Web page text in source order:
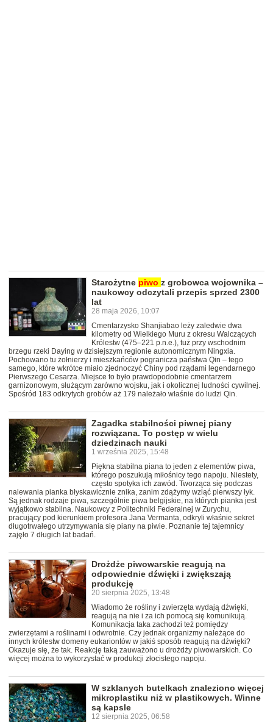
Starożytne piwo z grobowca wojownika –
naukowcy odczytali przepis sprzed 2300
lat
28 maja 2026, 10:07
Cmentarzysko Shanjiabao leży zaledwie dwa
kilometry od Wielkiego Muru z okresu Walczących
Królestw (475–221 p.n.e.), tuż przy wschodnim
brzegu rzeki Daying w dzisiejszym regionie autonomicznym Ningxia.
Pochowano tu żołnierzy i mieszkańców pogranicza państwa Qin – tego
samego, które wkrótce miało zjednoczyć Chiny pod rządami legendarnego
Pierwszego Cesarza. Miejsce to było prawdopodobnie cmentarzem
garnizonowym, służącym zarówno wojsku, jak i okolicznej ludności cywilnej.
Spośród 183 odkrytych grobów aż 179 należało właśnie do ludzi Qin.
Zagadka stabilności piwnej piany
rozwiązana. To postęp w wielu
dziedzinach nauki
1 września 2025, 15:48
Piękna stabilna piana to jeden z elementów piwa,
którego poszukują miłośnicy tego napoju. Niestety,
często spotyka ich zawód. Tworząca się podczas
nalewania pianka błyskawicznie znika, zanim zdążymy wziąć pierwszy łyk.
Są jednak rodzaje piwa, szczególnie piwa belgijskie, na których pianka jest
wyjątkowo stabilna. Naukowcy z Politechniki Federalnej w Zurychu,
pracujący pod kierunkiem profesora Jana Vermanta, odkryli właśnie sekret
długotrwałego utrzymywania się piany na piwie. Poznanie tej tajemnicy
zajęło 7 długich lat badań.
Drożdże piwowarskie reagują na
odpowiednie dźwięki i zwiększają
produkcję
20 sierpnia 2025, 13:48
Wiadomo że rośliny i zwierzęta wydają dźwięki,
reagują na nie i za ich pomocą się komunikują.
Komunikacja taka zachodzi też pomiędzy
zwierzętami a roślinami i odwrotnie. Czy jednak organizmy należące do
innych królestw domeny eukariontów w jakiś sposób reagują na dźwięki?
Okazuje się, że tak. Reakcję taką zauważono u drożdży piwowarskich. Co
więcej można to wykorzystać w produkcji złocistego napoju.
W szklanych butelkach znaleziono więcej
mikroplastiku niż w plastikowych. Winne
są kapsle
12 sierpnia 2025, 06:58